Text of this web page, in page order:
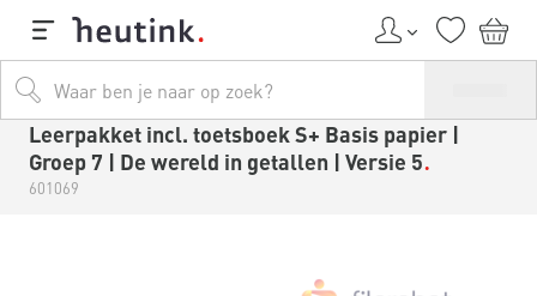
Leerpakket incl. toetsboek S+ Basis papier |
Groep 7 | De wereld in getallen | Versie 5
601069